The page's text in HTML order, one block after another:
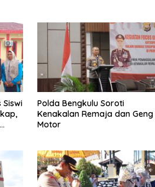
Siswi
Polda Bengkulu Soroti
Kenakalan Remaja dan Geng
Motor